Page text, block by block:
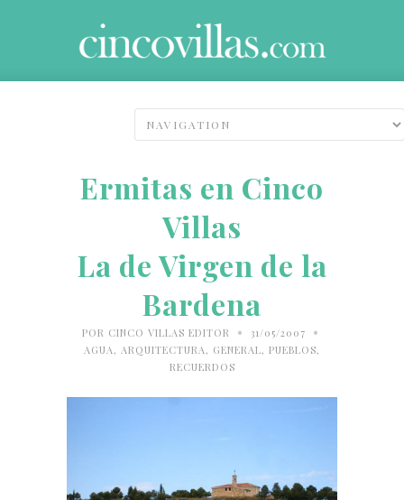
Ermitas en Cinco
Villas
La de Virgen de la
Bardena
POR CINCO VILLAS EDITOR • 31/05/2007 •
AGUA , ARQUITECTURA , GENERAL, PUEBLOS,
RECUERDOS